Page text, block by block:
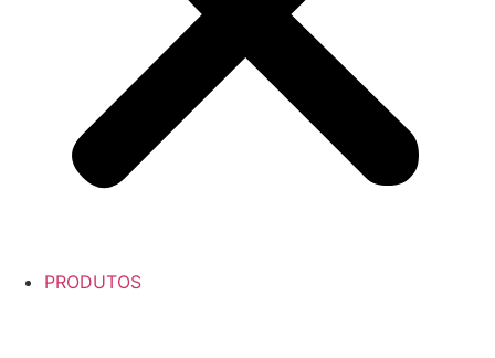
PRODUTOS